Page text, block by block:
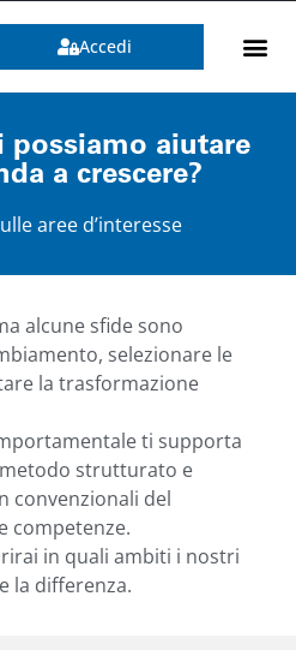
Accedi
aiutare
a crescere?
aree d’interesse
alcune sfide sono
selezionare le
la trasformazione
ti supporta
strutturato e
convenzionali del
competenze.
in quali ambiti i nostri
la differenza.